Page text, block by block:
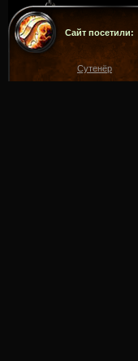
Сайт посетили:
Сутенёр